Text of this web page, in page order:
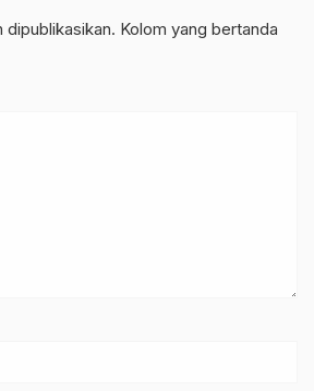
dipublikasikan. Kolom yang bertanda